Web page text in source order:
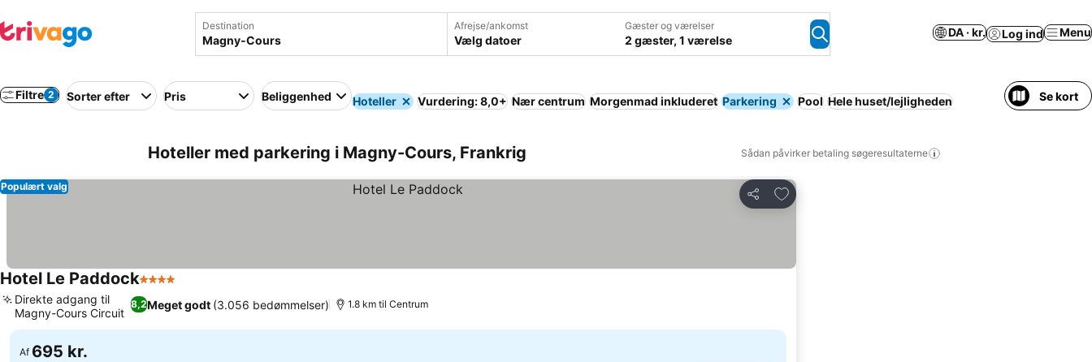
Destination Afrejse/ankomst
Vælg datoer
Gæster og værelser
2 gæster, 1 værelse
DA · kr. Log ind Menu
Filtre 2 Sorter efter Pris Beliggenhed Hoteller Vurdering: 8,0+ Nær centrum Morgenmad inkluderet Parkering Pool Hele huset/lejligheden Se kort
Hoteller med parkering i Magny-Cours, Frankrig Sådan påvirker betaling søgeresultaterne
Del
Føj til favoritter
Populært valg
Hotel Le Paddock4 Stjerner
8,2Meget godt (3.056 bedømmelser)
Direkte adgang til
Magny-Cours Circuit
1.8 km til Centrum
Af 695 kr.